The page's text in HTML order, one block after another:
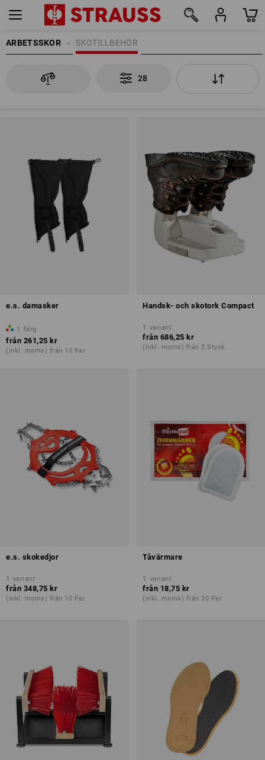
ARBETSSKOR SKOTILLBEHÖR
28
e.s. damasker
1 färg
från 261,25 kr
(inkl. moms) från 10 Par
Handsk- och skotork Compact
1 variant
från 686,25 kr
(inkl. moms) från 2 Styck
e.s. skokedjor
1 variant
från 348,75 kr
(inkl. moms) från 10 Par
Tåvärmare
1 variant
från 18,75 kr
(inkl. moms) från 30 Par